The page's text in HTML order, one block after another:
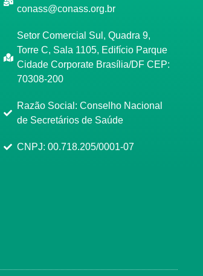
conass@conass.org.br
Setor Comercial Sul, Quadra 9,
Torre C, Sala 1105, Edifício Parque
Cidade Corporate Brasília/DF CEP:
70308-200
Razão Social: Conselho Nacional
de Secretários de Saúde
CNPJ: 00.718.205/0001-07